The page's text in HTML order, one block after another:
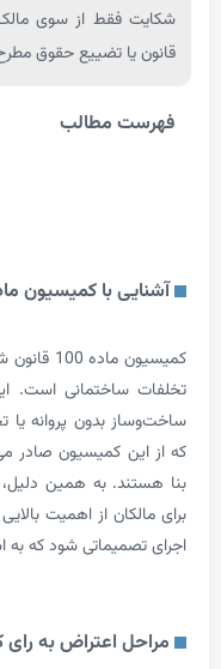
از سوی مالک
تضییع حقوق مطرح شود.
مطالب
با کمیسیون ماده 100
کمیسیون ماده 100 قانون
است. این کمیسیون
بدون پروانه یا تخلف از
کمیسیون صادر می‌شود، اغلب
به همین دلیل، امکان
از اهمیت بالایی برخوردار
شود که به اشتباه یا بر
اعتراض به رای کمیسیون ماده